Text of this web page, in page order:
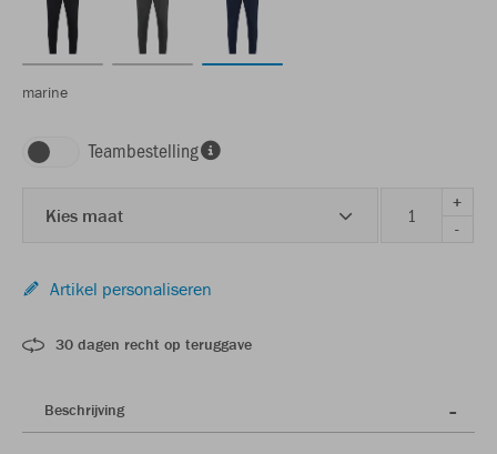
marine
Teambestelling
Kies maat
+
-
Artikel personaliseren
30 dagen recht op teruggave
Beschrijving